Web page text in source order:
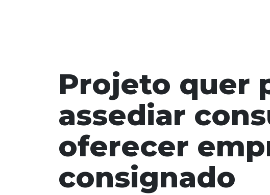
Projeto quer
assediar
oferecer
consignado